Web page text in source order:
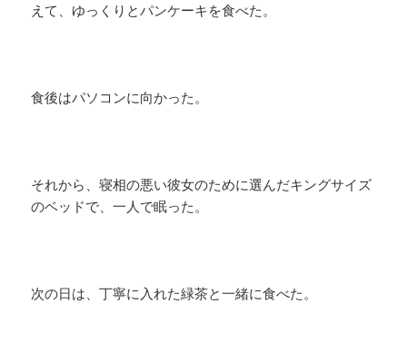
えて、ゆっくりとパンケーキを食べた。
食後はパソコンに向かった。
それから、寝相の悪い彼女のために選んだキングサイズ
のベッドで、一人で眠った。
次の日は、丁寧に入れた緑茶と一緒に食べた。